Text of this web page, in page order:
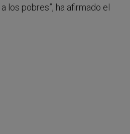
los pobres”, ha afirmado el